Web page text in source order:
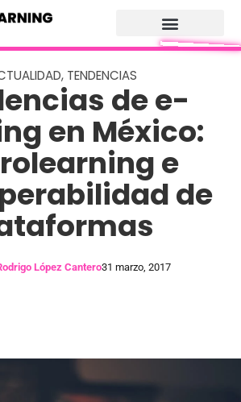
, TENDENCIAS
de e-
en México:
e
de
López Cantero31 marzo, 2017